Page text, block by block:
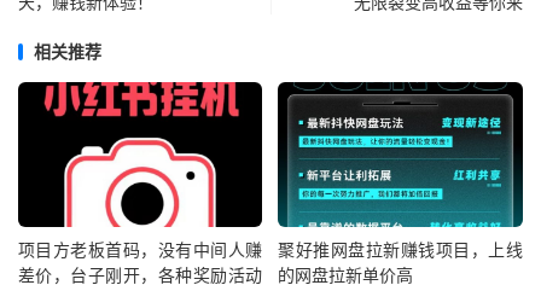
相关推荐
项目方老板首码，没有中间人赚
差价，台子刚开，各种奖励活动
聚好推网盘拉新赚钱项目，上线
的网盘拉新单价高